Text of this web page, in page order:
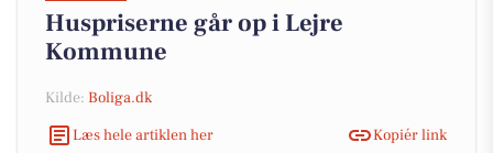
Huspriserne går op i Lejre
Kommune
Kilde: Boliga.dk
Læs hele artiklen her
Kopiér link